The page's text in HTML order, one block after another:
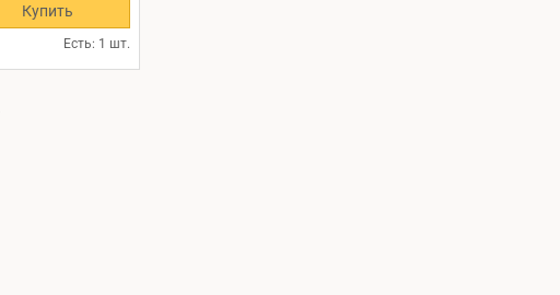
Есть: 1 шт.
Купить